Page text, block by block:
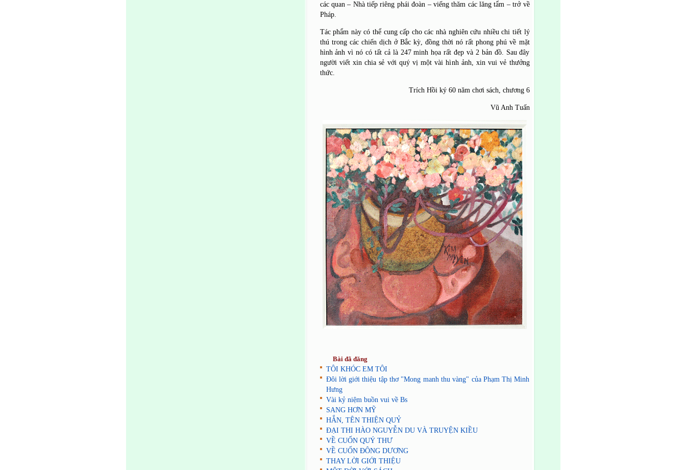
các quan – Nhà tiếp riêng phái đoàn – viếng thăm các lăng tẩm – trở về
Pháp.
Tác phẩm này có thể cung cấp cho các nhà nghiên cứu nhiều chi tiết lý
thú trong các chiến dịch ở Bắc kỳ, đồng thời nó rất phong phú về mặt
hình ảnh vì nó có tất cả là 247 minh họa rất đẹp và 2 bản đồ. Sau đây
người viết xin chia sẻ với quý vị một vài hình ảnh, xin vui vẻ thưởng
thức.
Trích Hồi ký 60 năm chơi sách, chương 6
Vũ Anh Tuấn
Bài đã đăng
TÔI KHÓC EM TÔI
Đôi lời giới thiệu tập thơ "Mong manh thu vàng" của Phạm Thị Minh
Hưng
Vài kỷ niệm buồn vui về Bs
SANG HƠN MỸ
HẮN, TÊN THIỆN QUỶ
ĐẠI THI HÀO NGUYỄN DU VÀ TRUYỆN KIỀU
VỀ CUỐN QUÝ THƯ
VỀ CUỐN ĐÔNG DƯƠNG
THAY LỜI GIỚI THIỆU